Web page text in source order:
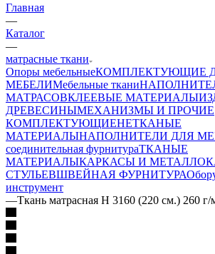
Главная
—
Каталог
—
матрасные ткани
Опоры мебельныеКОМПЛЕКТУЮЩИЕ
МЕБЕЛИМебельные ткани
МАТРАСОВКЛЕЕВЫЕ МАТЕРИАЛЫ
ДРЕВЕСИНЫМЕХАНИЗМЫ И ПРОЧИЕ
КОМПЛЕКТУЮЩИЕНЕТКАНЫЕ
МАТЕРИАЛЫНАПОЛНИТЕЛИ ДЛЯ
соединительная фурнитураТКАНЫЕ
МАТЕРИАЛЫКАРКАСЫ И
СТУЛЬЕВШВЕЙНАЯ ФУРНИТУРА
инструмент
—Ткань матрасная H 3160 (220 см.) 260 г/